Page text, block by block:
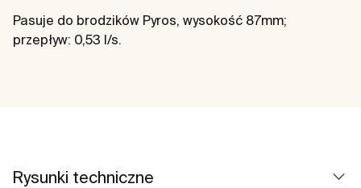
Pasuje do brodzików Pyros, wysokość 87mm;
przepływ: 0,53 l/s.
Rysunki techniczne